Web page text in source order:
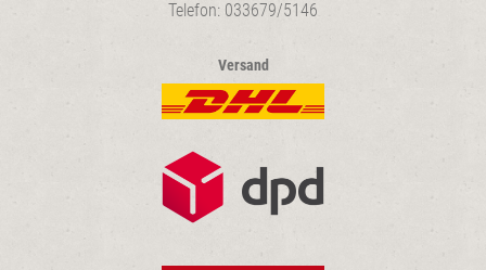
Telefon: 033679/5146
Versand